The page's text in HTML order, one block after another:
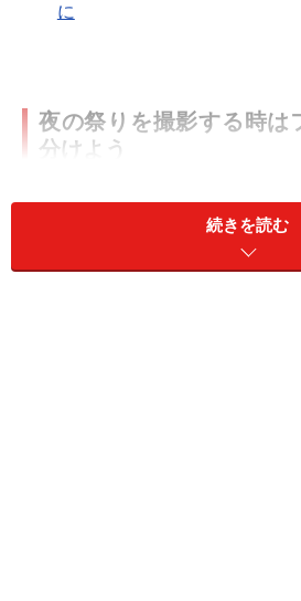
に
夜の祭りを撮影する時は
分けよう
続きを読む